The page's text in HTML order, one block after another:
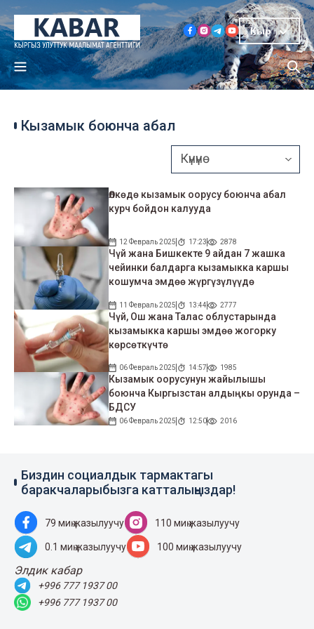
Кыр
Кызамык боюнча абал
Өлкөдө кызамык оорусу боюнча абал
курч бойдон калууда
12 Февраль 2025 17:23 2878
Чүй жана Бишкекте 9 айдан 7 жашка
чейинки балдарга кызамыкка каршы
кошумча эмдөө жүргүзүлүүдө
11 Февраль 2025 13:44 2777
Чүй, Ош жана Талас облустарында
кызамыкка каршы эмдөө жогорку
көрсөткүчтө
06 Февраль 2025 14:57 1985
Кызамык оорусунун жайылышы
боюнча Кыргызстан алдыңкы орунда –
БДСУ
06 Февраль 2025 12:50 2016
Биздин социалдык тармактагы
баракчаларыбызга катталыңыздар!
79 миң жазылуучу 110 миң жазылуучу
0.1 миң жазылуучу 100 миң жазылуучу
Элдик кабар
+996 777 1937 00
+996 777 1937 00